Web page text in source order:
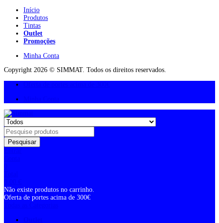
Início
Produtos
Tintas
Outlet
Promoções
Minha Conta
Copyright 2026 © SIMMAT. Todos os direitos reservados.
Pesquisar
Não existe produtos no carrinho.
Oferta de portes acima de 300€